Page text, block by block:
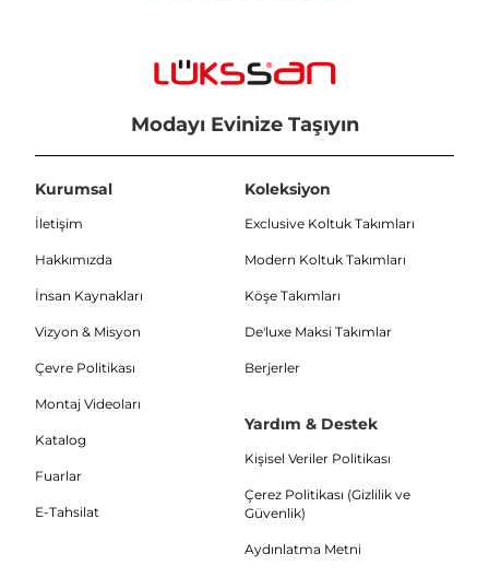
Modayı Evinize Taşıyın
Kurumsal
İletişim
Hakkımızda
İnsan Kaynakları
Vizyon & Misyon
Çevre Politikası
Montaj Videoları
Katalog
Fuarlar
E-Tahsilat
Koleksiyon
Exclusive Koltuk Takımları
Modern Koltuk Takımları
Köşe Takımları
De'luxe Maksi Takımlar
Berjerler
Yardım & Destek
Kişisel Veriler Politikası
Çerez Politikası (Gizlilik ve
Güvenlik)
Aydınlatma Metni